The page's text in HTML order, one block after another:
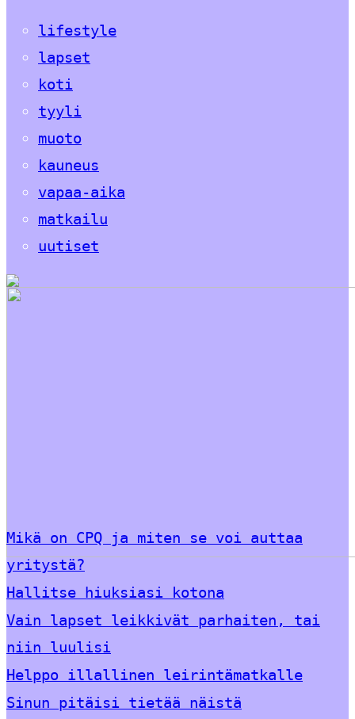
lifestyle
lapset
koti
tyyli
muoto
kauneus
vapaa-aika
matkailu
uutiset
Mikä on CPQ ja miten se voi auttaa
yritystä?
Hallitse hiuksiasi kotona
Vain lapset leikkivät parhaiten, tai
niin luulisi
Helppo illallinen leirintämatkalle
Sinun pitäisi tietää näistä